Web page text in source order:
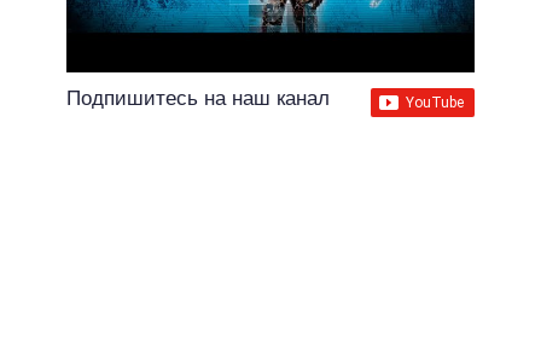
Подпишитесь на наш канал